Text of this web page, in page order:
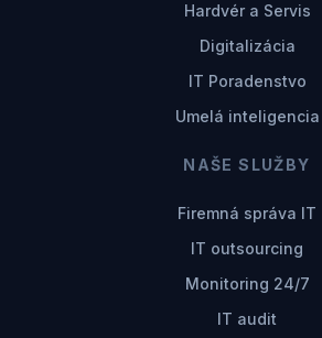
Hardvér a Servis
Digitalizácia
IT Poradenstvo
Umelá inteligencia
NAŠE SLUŽBY
Firemná správa IT
IT outsourcing
Monitoring 24/7
IT audit